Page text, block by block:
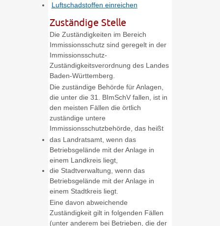
Luftschadstoffen einreichen
Zuständige Stelle
Die Zuständigkeiten im Bereich
Immissionsschutz sind geregelt in der
Immissionsschutz-
Zuständigkeitsverordnung des Landes
Baden-Württemberg.
Die zuständige Behörde für Anlagen,
die unter die 31. BImSchV fallen, ist in
den meisten Fällen die örtlich
zuständige untere
Immissionsschutzbehörde, das heißt
das Landratsamt, wenn das
Betriebsgelände mit der Anlage in
einem Landkreis liegt,
die Stadtverwaltung, wenn das
Betriebsgelände mit der Anlage in
einem Stadtkreis liegt.
Eine davon abweichende
Zuständigkeit gilt in folgenden Fällen
(unter anderem bei Betrieben, die der